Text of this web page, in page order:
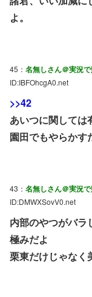
よ。
45： 名無しさん＠実況
ID:IBFOhcgA0.net
>>42
あいつに関しては
園田でもやらかす
43： 名無しさん＠実況
ID:DMWXSovV0.net
内部のやつがバラ
極みだよ
栗東だけじゃなく